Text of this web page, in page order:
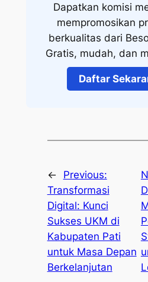
Dapatkan komisi
mempromosikan
berkualitas dari
Gratis, mudah, dan
Daftar
←
Previous:
Transformasi
Digital: Kunci
Sukses UKM di
Kabupaten Pati
untuk Masa Depan
Berkelanjutan